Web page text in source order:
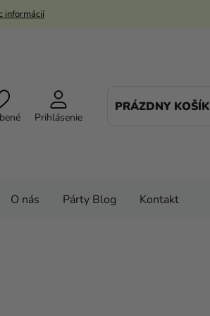
informácií
Prihlásenie
PRÁZDNY KOŠÍK
O nás Párty Blog Kontakt